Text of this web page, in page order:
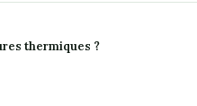
thermiques ?